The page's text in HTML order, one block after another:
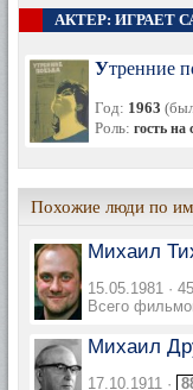
АКТЕР: ИГРАЕТ
Утренние
Год: 1963
Роль: гость на
Похожие люди по
Михаил
15.05.1981 ·
Всего
Михаил
17.10.1911 ·